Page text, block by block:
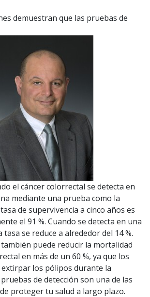
demuestran que las pruebas de
el cáncer colorrectal se detecta en
mediante una prueba como la
de supervivencia a cinco años es
el 91 %. Cuando se detecta en una
tasa se reduce a alrededor del 14 %.
puede reducir la mortalidad
en más de un 60 %, ya que los
extirpar los pólipos durante la
de detección son una de las
proteger tu salud a largo plazo.